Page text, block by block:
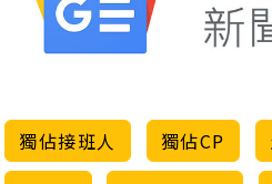
獨佔接班人 獨佔CP